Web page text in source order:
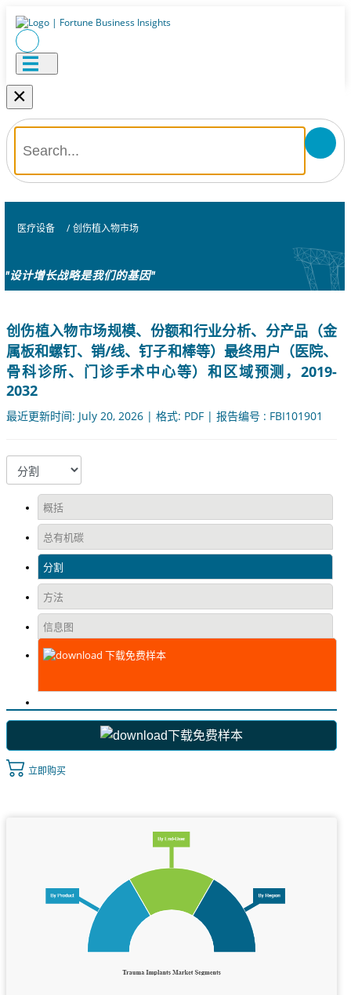
×
医疗设备 / 创伤植入物市场
"设计增长战略是我们的基因"
创伤植入物市场规模、份额和行业分析、分产品（金
属板和螺钉、销/线、钉子和棒等）最终用户（医院、
骨科诊所、门诊手术中心等）和区域预测，2019-
2032
最近更新时间: July 20, 2026 | 格式: PDF | 报告编号 : FBI101901
概括
总有机碳
分割
方法
信息图
下载免费样本
下载免费样本
立即购买